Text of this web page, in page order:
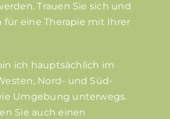
Trauen Sie sich und
für eine Therapie mit Ihrer
ich hauptsächlich im
Nord- und Süd-
Umgebung unterwegs.
Sie auch einen